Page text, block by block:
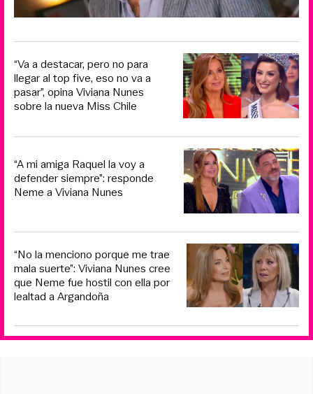
“Va a destacar, pero no para
llegar al top five, eso no va a
pasar”, opina Viviana Nunes
sobre la nueva Miss Chile
“A mi amiga Raquel la voy a
defender siempre”: responde
Neme a Viviana Nunes
“No la menciono porque me trae
mala suerte”: Viviana Nunes cree
que Neme fue hostil con ella por
lealtad a Argandoña